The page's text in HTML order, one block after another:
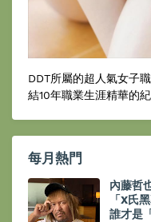
DDT所屬的超人氣女子
結10年職業生涯精華的
每月熱門
內藤哲
「X氏
誰才是